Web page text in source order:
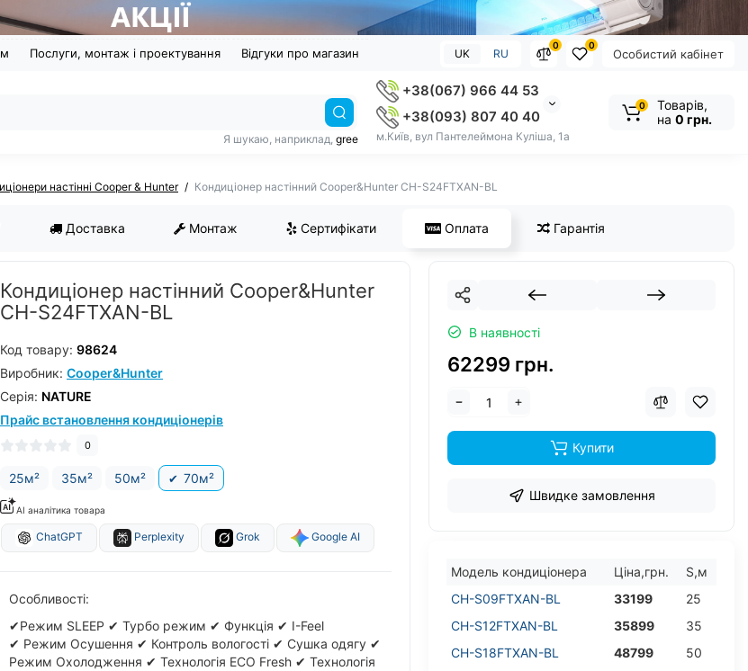
Послуги, монтаж і проектування Відгуки про магазин Особистий кабінет
0
0
UK RU
+38(067) 966 44 53
+38(093) 807 40 40
м.Київ, вул Пантелеймона Куліша, 1а
Я шукаю, наприклад, gree
0
Товарів,
на 0 грн.
настінні Cooper & Hunter Кондиціонер настінний Cooper&Hunter CH-S24FTXAN-BL
Доставка Монтаж Сертифікати Оплата Гарантія
Кондиціонер настінний Cooper&Hunter
CH-S24FTXAN-BL
Код товару: 98624
Виробник: Cooper&Hunter
Серiя: NATURE
Прайс встановлення кондиціонерів
0
25м² 35м² 50м² 70м²
AI аналітика товара
ChatGPT Perplexity Grok Google AI
Особливості:
✔Режим SLЕЕР ✔ Турбо режим ✔ Функція ✔ I-Feel
✔ Режим Осушення ✔ Контроль вологості ✔ Сушка одягу ✔
Режим Охолодження ✔ Технологія ECO Fresh ✔ Технологія
В наявності
62299 грн.
Купити
Швидке замовлення
Модель кондицiонера Цiна,грн.
S,м
CH-S09FTXAN-BL
33199
25
CH-S12FTXAN-BL
35899
35
CH-S18FTXAN-BL
48799
50